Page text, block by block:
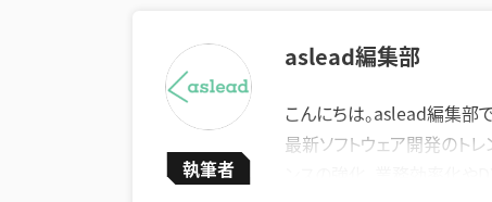
執筆者
aslead編集部
こんにちは。aslead編集部で
最新ソフトウェア開発のト
ンスの強化、業務効率化